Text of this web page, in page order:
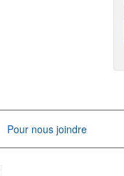
Pour nous joindre